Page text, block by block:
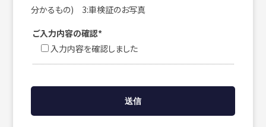
分かるもの) 3:車検証のお写真
ご入力内容の確認*
入力内容を確認しました